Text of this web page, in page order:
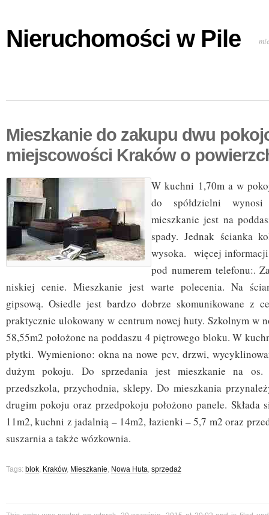
Nieruchomości w Pile
Mieszkanie do zakupu dwu
miejscowości Kraków o
W kuchni 1,70m a w
do spółdzielni
mieszkanie jest na
spady. Jednak ścianka
wysoka. więcej informacji
pod numerem telefonu:.
niskiej cenie. Mieszkanie jest warte polecenia. Na
gipsową. Osiedle jest bardzo dobrze skomunikowane z
praktycznie ulokowany w centrum nowej huty. Szkolnym w
58,55m2 położone na poddaszu 4 piętrowego bloku. W
płytki. Wymieniono: okna na nowe pcv, drzwi,
dużym pokoju. Do sprzedania jest mieszkanie na os.
przedszkola, przychodnia, sklepy. Do mieszkania
drugim pokoju oraz przedpokoju położono panele. Składa
11m2, kuchni z jadalnią – 14m2, łazienki – 5,7 m2 oraz
suszarnia a także wózkownia.
Tags: blok, Kraków, Mieszkanie, Nowa Huta, sprzedaż